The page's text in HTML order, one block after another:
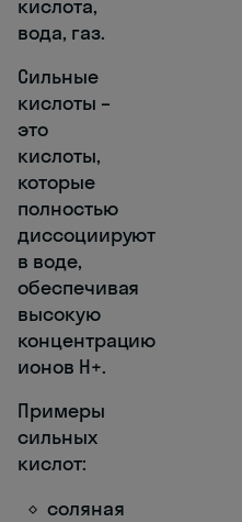
кислота,
вода, газ.
Сильные
кислоты –
это
кислоты,
которые
полностью
диссоциируют
в воде,
обеспечивая
высокую
концентрацию
ионов H+.
Примеры
сильных
кислот:
соляная